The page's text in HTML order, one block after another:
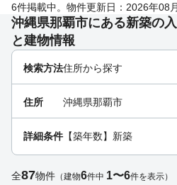
6件掲載中。物件更新日：2026年08
沖縄県那覇市にある新築の
と建物情報
検索方法住所から探す
住所 沖縄県那覇市
詳細条件 【築年数】新築
全87物件 （建物6件中 1〜6件を表示）